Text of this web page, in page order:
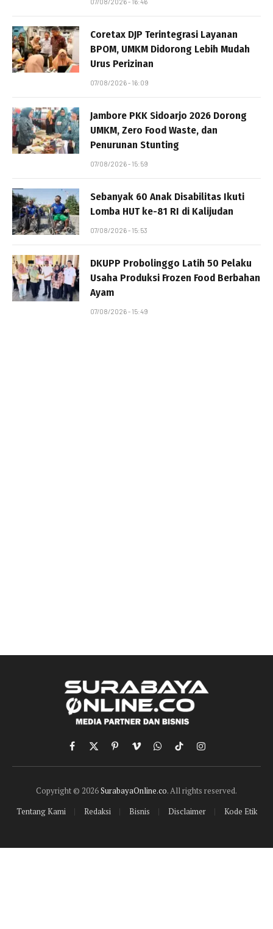
Coretax DJP Terintegrasi Layanan
BPOM, UMKM Didorong Lebih Mudah
Urus Perizinan
07/08/2026 - 16:09
Jambore PKK Sidoarjo 2026 Dorong
UMKM, Zero Food Waste, dan
Penurunan Stunting
07/08/2026 - 15:59
Sebanyak 60 Anak Disabilitas Ikuti
Lomba HUT ke-81 RI di Kalijudan
07/08/2026 - 15:53
DKUPP Probolinggo Latih 50 Pelaku
Usaha Produksi Frozen Food Berbahan
Ayam
07/08/2026 - 15:49
Facebook
X
(Twitter)
PinterestVimeoWhatsApp
TikTokInstagram
Copyright © 2026SurabayaOnline.co. All rights reserved.
Tentang Kami
Redaksi Bisnis Disclaimer Kode Etik